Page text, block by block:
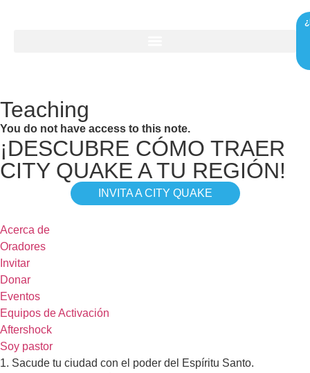
Teaching
You do not have access to this note.
¡DESCUBRE CÓMO TRAER
CITY QUAKE A TU REGIÓN!
INVITA A CITY QUAKE
Acerca de
Oradores
Invitar
Donar
Eventos
Equipos de Activación
Aftershock
Soy pastor
1. Sacude tu ciudad con el poder del Espíritu Santo.